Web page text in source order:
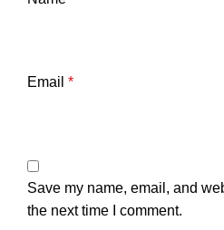
Email *
Save my name, email, and
the next time I comment.